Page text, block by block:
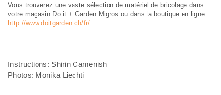
Vous trouverez une vaste sélection de matériel de bricolage dans
votre magasin Do it + Garden Migros ou dans la boutique en ligne.
http://www.doitgarden.ch/fr/
Instructions: Shirin Camenish
Photos: Monika Liechti